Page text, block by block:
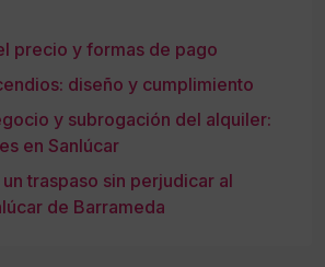
precio y formas de pago
diseño y cumplimiento
y subrogación del alquiler:
en Sanlúcar
traspaso sin perjudicar al
de Barrameda